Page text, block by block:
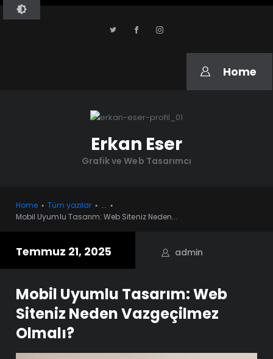
Home
Erkan Eser
Grafik ve Web Tasarımcı
Home Tüm yazılar
...
Mobil Uyumlu Tasarım: Web Siteniz Neden...
ERKAN ESER
Temmuz 21, 2025 admin
Mobil Uyumlu Tasarım: Web
Siteniz Neden Vazgeçilmez
Olmalı?